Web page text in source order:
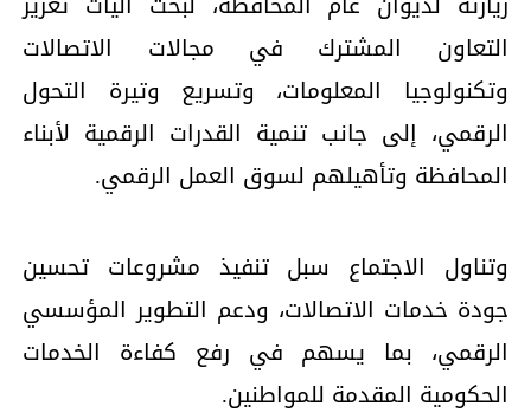
التعاون المشترك في مجالات الاتصالات
وتكنولوجيا المعلومات، وتسريع وتيرة التحول
الرقمي، إلى جانب تنمية القدرات الرقمية لأبناء
المحافظة وتأهيلهم لسوق العمل الرقمي.
وتناول الاجتماع سبل تنفيذ مشروعات تحسين
جودة خدمات الاتصالات، ودعم التطوير المؤسسي
الرقمي، بما يسهم في رفع كفاءة الخدمات
الحكومية المقدمة للمواطنين.